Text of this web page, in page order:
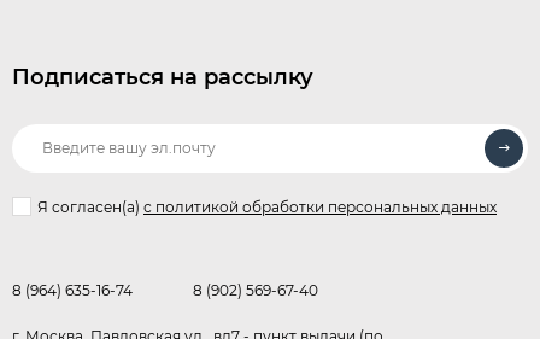
Подписаться на рассылку
Я согласен(a) с политикой обработки персональных данных
8 (964) 635-16-74 8 (902) 569-67-40